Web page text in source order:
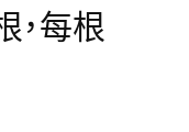
，每根